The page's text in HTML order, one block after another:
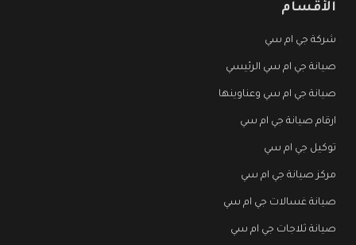
الأقسام
شركة جي ام سي
صيانة جي ام سي الرئيسي
صيانة جي ام سي وعناوينها
ارقام صيانة جي ام سي
توكيل جي ام سي
مركز صيانة جي ام سي
صيانة غسالات جي ام سي
صيانة ثلاجات جي ام سي